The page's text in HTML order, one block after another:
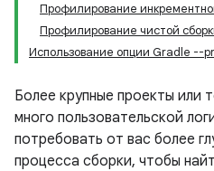
Профилирование
Профилирование чистой
Использование опции Gradle --
Более крупные проекты или
много пользовательской
потребовать от вас более
процесса сборки, чтобы